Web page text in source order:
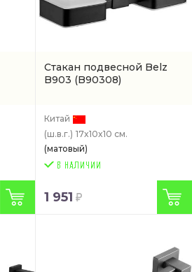
Стакан подвесной Belz
B903 (B90308)
Китай
(ш.в.г.) 17x10x10 см.
(матовый)
1 951